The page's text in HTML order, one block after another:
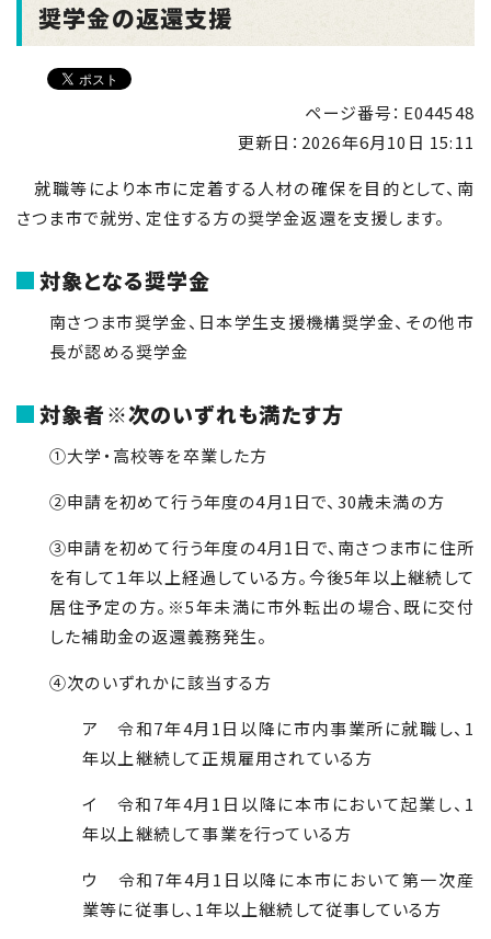
奨学金の返還支援
ページ番号：E044548
更新日： 2026年6月10日 15:11
就職等により本市に定着する人材の確保を目的として、南
さつま市で就労、定住する方の奨学金返還を支援します。
対象となる奨学金
南さつま市奨学金、日本学生支援機構奨学金、その他市
長が認める奨学金
対象者※次のいずれも満たす方
①大学・高校等を卒業した方
②申請を初めて行う年度の4月1日で、 30歳未満の方
③申請を初めて行う年度の4月1日で、南さつま市に住所
を有して１年以上経過している方。今後5年以上継続して
居住予定の方。※5年未満に市外転出の場合、既に交付
した補助金の返還義務発生。
④次のいずれかに該当する方
ア 令和7年4月1日以降に市内事業所に就職し、1
年以上継続して正規雇用されている方
イ 令和7年4月1日以降に本市において起業し、1
年以上継続して事業を行っている方
ウ 令和7年4月1日以降に本市において第一次産
業等に従事し、1年以上継続して従事している方